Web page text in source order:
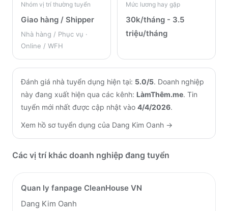
Nhóm vị trí thường tuyển
Giao hàng / Shipper
Nhà hàng / Phục vụ ·
Online / WFH
Mức lương hay gặp
30k/tháng - 3.5
triệu/tháng
Đánh giá nhà tuyển dụng hiện tại: 5.0/5. Doanh nghiệp
này đang xuất hiện qua các kênh: LàmThêm.me. Tin
tuyển mới nhất được cập nhật vào 4/4/2026.
Xem hồ sơ tuyển dụng của Dang Kim Oanh →
Các vị trí khác doanh nghiệp đang tuyển
Quan ly fanpage CleanHouse VN
Dang Kim Oanh